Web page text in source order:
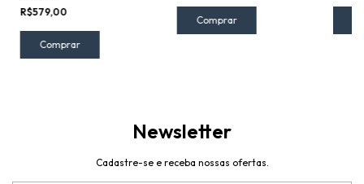
R$579,00
Newsletter
Cadastre-se e receba nossas ofertas.